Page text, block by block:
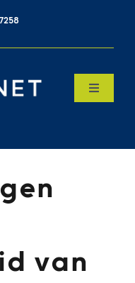
Toggle
van